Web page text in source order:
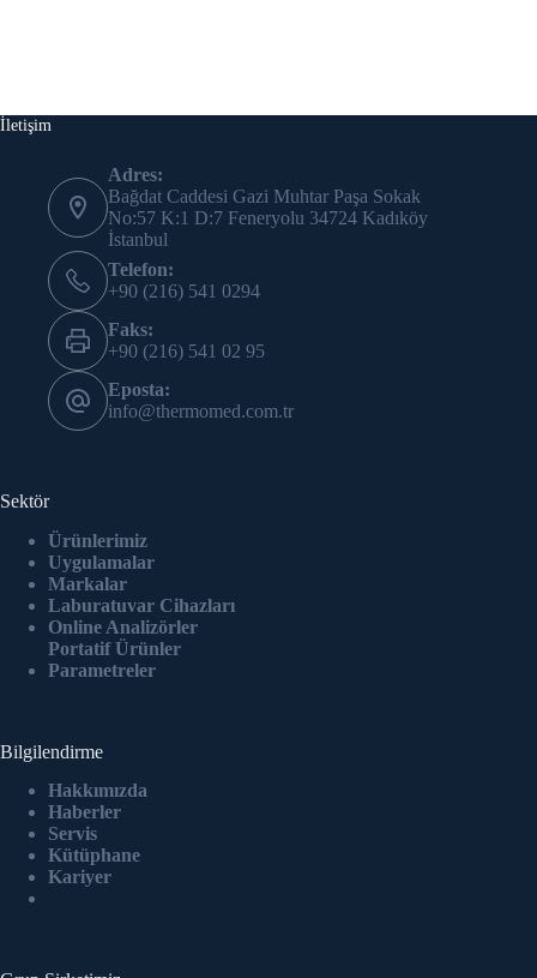
İletişim
Adres:
Bağdat Caddesi Gazi Muhtar Paşa Sokak
No:57 K:1 D:7 Feneryolu 34724 Kadıköy
İstanbul
Telefon:
+90 (216) 541 0294
Faks:
+90 (216) 541 02 95
Eposta:
info@thermomed.com.tr
Sektör
Ürünlerimiz
Uygulamalar
Markalar
Laburatuvar Cihazları
Online Analizörler
Portatif Ürünler
Parametreler
Bilgilendirme
Hakkımızda
Haberler
Servis
Kütüphane
Kariyer